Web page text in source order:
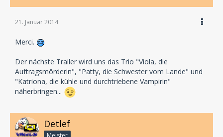
21. Januar 2014
Merci.
Der nächste Trailer wird uns das Trio "Viola, die
Auftragsmörderin", "Patty, die Schwester vom Lande" und
"Katriona, die kühle und durchtriebene Vampirin"
näherbringen...
Detlef
Meister